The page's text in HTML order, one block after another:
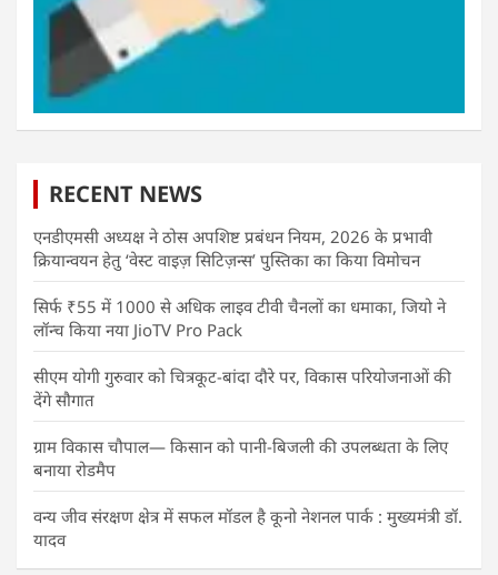
RECENT NEWS
एनडीएमसी अध्यक्ष ने ठोस अपशिष्ट प्रबंधन नियम, 2026 के प्रभावी
क्रियान्वयन हेतु ‘वेस्ट वाइज़ सिटिज़न्स’ पुस्तिका का किया विमोचन
सिर्फ ₹55 में 1000 से अधिक लाइव टीवी चैनलों का धमाका, जियो ने
लॉन्च किया नया JioTV Pro Pack
सीएम योगी गुरुवार को चित्रकूट-बांदा दौरे पर, विकास परियोजनाओं की
देंगे सौगात
ग्राम विकास चौपाल— किसान को पानी-बिजली की उपलब्धता के लिए
बनाया रोडमैप
वन्य जीव संरक्षण क्षेत्र में सफल मॉडल है कूनो नेशनल पार्क : मुख्यमंत्री डॉ.
यादव